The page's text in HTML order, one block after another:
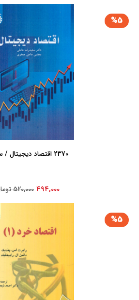
%5
2370 اقتصاد دیجیتال / سمت
494,000 520,000 تومان
%5